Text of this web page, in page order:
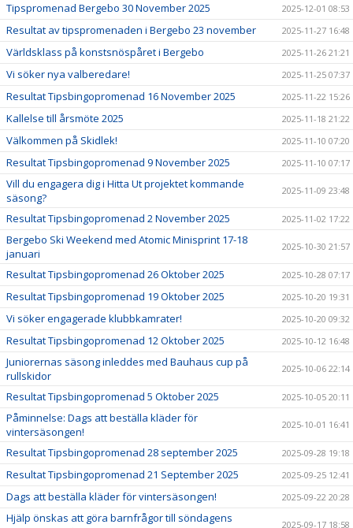
Tipspromenad Bergebo 30 November 2025 2025-12-01 08:53
Resultat av tipspromenaden i Bergebo 23 november 2025-11-27 16:48
Världsklass på konstsnöspåret i Bergebo 2025-11-26 21:21
Vi söker nya valberedare! 2025-11-25 07:37
Resultat Tipsbingopromenad 16 November 2025 2025-11-22 15:26
Kallelse till årsmöte 2025 2025-11-18 21:22
Välkommen på Skidlek! 2025-11-10 07:20
Resultat Tipsbingopromenad 9 November 2025 2025-11-10 07:17
Vill du engagera dig i Hitta Ut projektet kommande
säsong?
2025-11-09 23:48
Resultat Tipsbingopromenad 2 November 2025 2025-11-02 17:22
Bergebo Ski Weekend med Atomic Minisprint 17-18
januari
2025-10-30 21:57
Resultat Tipsbingopromenad 26 Oktober 2025 2025-10-28 07:17
Resultat Tipsbingopromenad 19 Oktober 2025 2025-10-20 19:31
Vi söker engagerade klubbkamrater! 2025-10-20 09:32
Resultat Tipsbingopromenad 12 Oktober 2025 2025-10-12 16:48
Juniorernas säsong inleddes med Bauhaus cup på
rullskidor
2025-10-06 22:14
Resultat Tipsbingopromenad 5 Oktober 2025 2025-10-05 20:11
Påminnelse: Dags att beställa kläder för
vintersäsongen!
2025-10-01 16:41
Resultat Tipsbingopromenad 28 september 2025 2025-09-28 19:18
Resultat Tipsbingopromenad 21 September 2025 2025-09-25 12:41
Dags att beställa kläder för vintersäsongen! 2025-09-22 20:28
Hjälp önskas att göra barnfrågor till söndagens
2025-09-17 18:58